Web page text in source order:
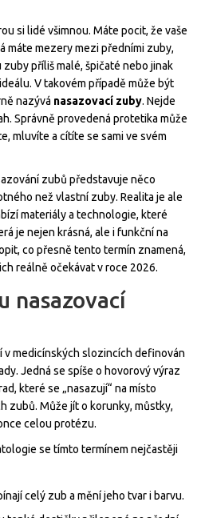
si lidé všimnou. Máte pocit, že vaše
máte mezery mezi předními zuby,
příliš malé, špičaté nebo jinak
V takovém případě může být
nazývá nasazovací zuby. Nejde
Správně provedená protetika může
mluvíte a cítíte se sami ve svém
zubů představuje něco
než vlastní zuby. Realita je ale
materiály a technologie, které
je nejen krásná, ale i funkční na
co přesně tento termín znamená,
reálně očekávat v roce 2026.
nasazovací
v medicínských slozincích definován
Jedná se spíše o hovorový výraz
které se „nasazují“ na místo
zubů. Může jít o korunky, můstky,
celou protézu.
se tímto termínem nejčastěji
celý zub a mění jeho tvar i barvu.